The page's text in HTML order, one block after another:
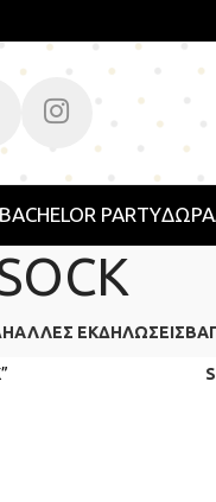
BACHELOR PARTYΔΩΡΑ
ΆΛΛΕΣ ΕΚΔΗΛΏΣΕΙΣ